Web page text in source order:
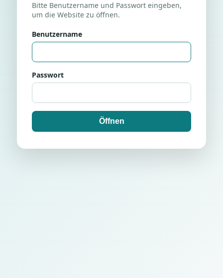
Bitte Benutzername und Passwort eingeben,
um die Website zu öffnen.
Benutzername
Passwort
Öffnen